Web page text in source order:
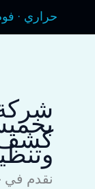
حراري ·
كشف
نقدم